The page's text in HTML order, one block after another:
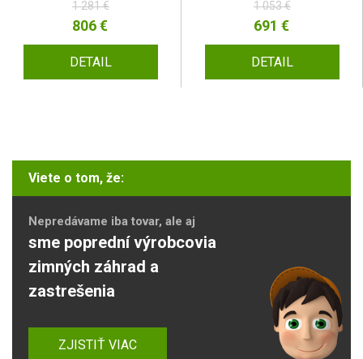
1 281 €
806 €
DETAIL
1 053 €
691 €
DETAIL
Viete o tom, že:
Nepredávame iba tovar, ale aj
sme poprední výrobcovia
zimných záhrad a
zastrešenia
ZJISTIŤ VIAC